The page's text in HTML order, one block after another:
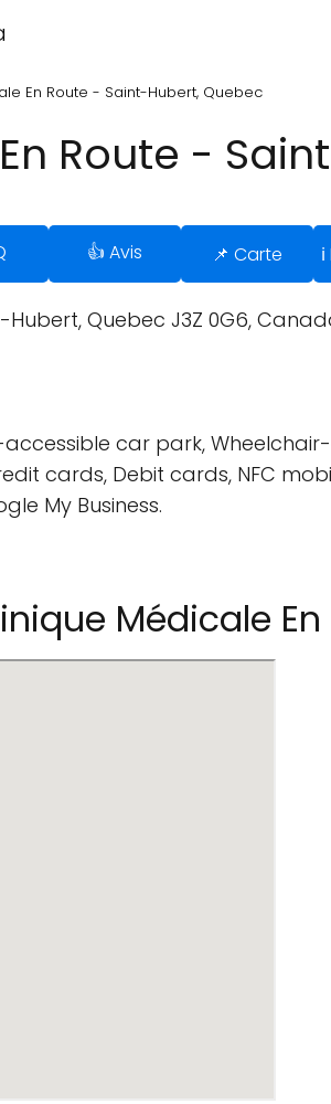
En Route - Saint-Hubert, Quebec
Route -
👍 Avis 📌 Carte
Hubert, Quebec J3Z 0G6,
car park,
cards, Debit cards, NFC
My Business.
Médicale En